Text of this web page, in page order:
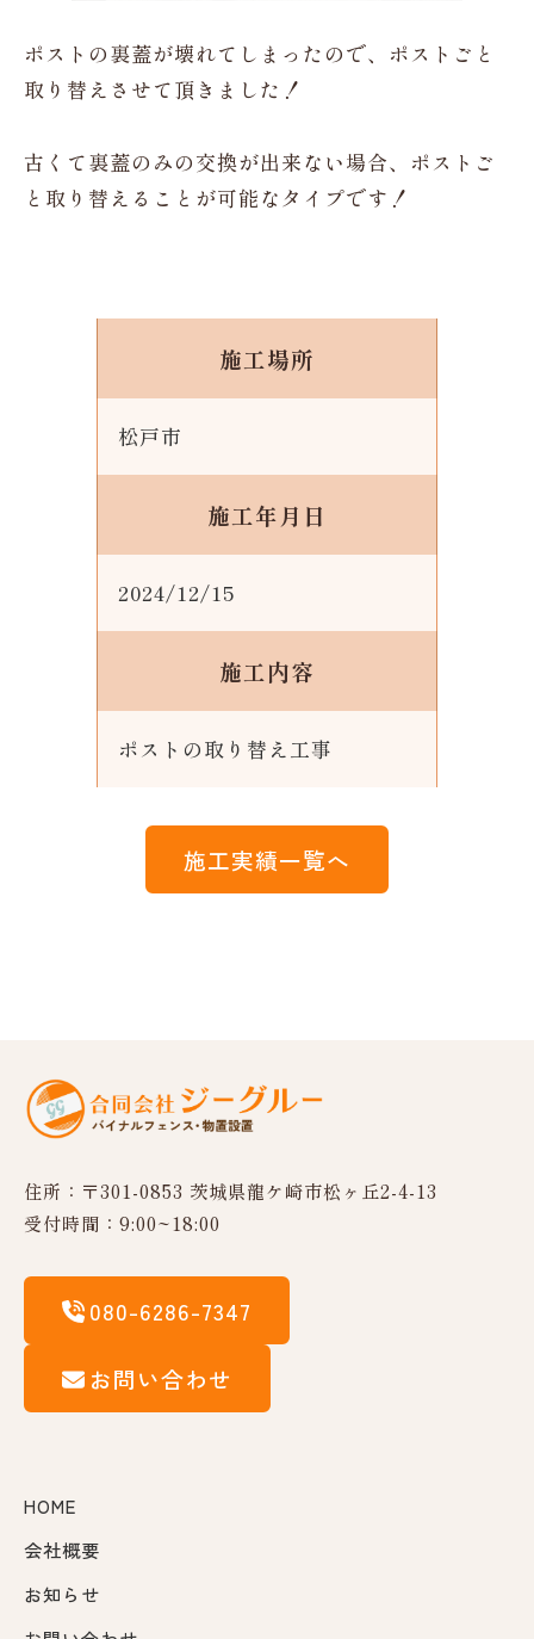
ポストの裏蓋が壊れてしまったので、ポストごと
取り替えさせて頂きました！
古くて裏蓋のみの交換が出来ない場合、ポストご
と取り替えることが可能なタイプです！
施工場所
松戸市
施工年月日
2024/12/15
施工内容
ポストの取り替え工事
施工実績一覧へ
住所：〒301-0853 茨城県龍ケ崎市松ヶ丘2-4-13
受付時間：9:00~18:00
080-6286-7347
お問い合わせ
HOME
会社概要
お知らせ